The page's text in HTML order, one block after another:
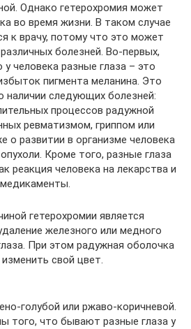
Однако гетерохромия может
во время жизни. В таком случае
к врачу, потому что это может
болезней. Во-первых,
у человека разные глаза – это
пигмента меланина. Это
наличии следующих болезней:
процессов радужной
ревматизмом, гриппом или
о развитии в организме человека
Кроме того, разные глаза
реакция человека на лекарства и
медикаменты.
гетерохромии является
железного или медного
При этом радужная оболочка
свой цвет.
голубой или ржаво-коричневой.
того, что бывают разные глаза у